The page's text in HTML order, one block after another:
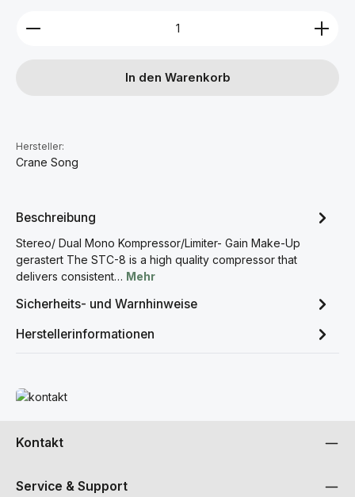
Produkt Anzahl: Gib den gewünschten Wert ein
In den Warenkorb
Hersteller:
Crane Song
Beschreibung
Stereo/ Dual Mono Kompressor/Limiter- Gain Make-Up
gerastert The STC-8 is a high quality compressor that
delivers consistent… Mehr
Sicherheits- und Warnhinweise
Herstellerinformationen
Mehr erfahren
Kontakt
Service & Support